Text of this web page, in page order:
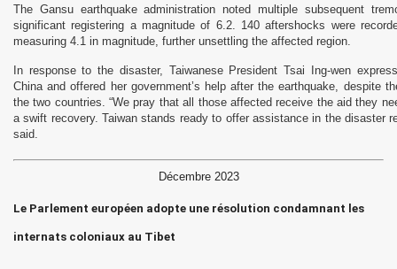
The Gansu earthquake administration noted multiple subsequent
significant registering a magnitude of 6.2. 140 aftershocks were
measuring 4.1 in magnitude, further unsettling the affected region.
In response to the disaster, Taiwanese President Tsai Ing-wen
China and offered her government’s help after the earthquake, despite
the two countries. “We pray that all those affected receive the aid they
a swift recovery. Taiwan stands ready to offer assistance in the disaster
said.
Décembre 2023
Le Parlement européen adopte une résolution condamnant les
internats coloniaux au Tibet